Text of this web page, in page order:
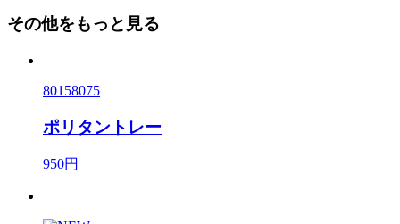
その他をもっと見る
80158075
ポリタントレー
950円